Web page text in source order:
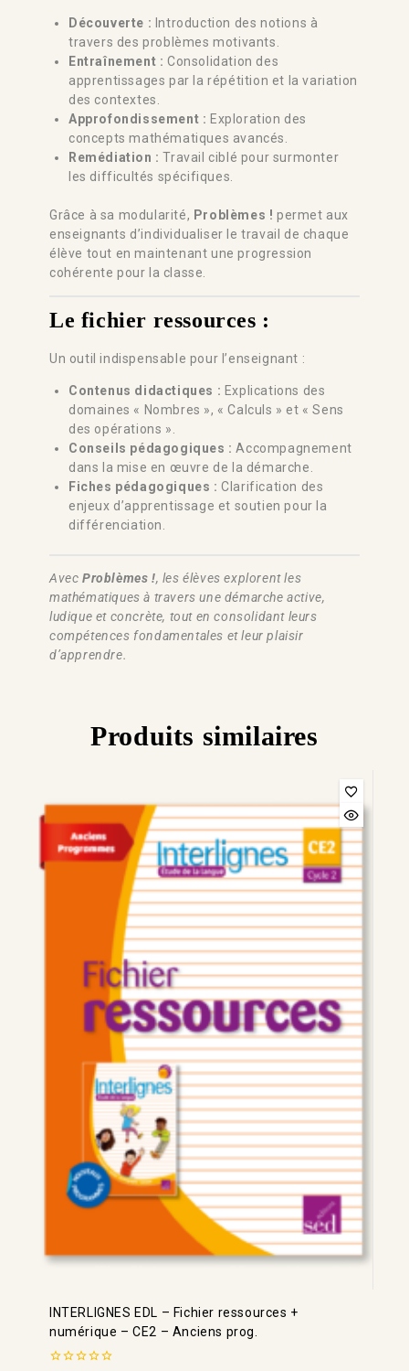
Découverte : Introduction des notions à
travers des problèmes motivants.
Entraînement : Consolidation des
apprentissages par la répétition et la variation
des contextes.
Approfondissement : Exploration des
concepts mathématiques avancés.
Remédiation : Travail ciblé pour surmonter
les difficultés spécifiques.
Grâce à sa modularité, Problèmes ! permet aux
enseignants d’individualiser le travail de chaque
élève tout en maintenant une progression
cohérente pour la classe.
Le fichier ressources :
Un outil indispensable pour l’enseignant :
Contenus didactiques : Explications des
domaines « Nombres », « Calculs » et « Sens
des opérations ».
Conseils pédagogiques : Accompagnement
dans la mise en œuvre de la démarche.
Fiches pédagogiques : Clarification des
enjeux d’apprentissage et soutien pour la
différenciation.
Avec Problèmes !, les élèves explorent les
mathématiques à travers une démarche active,
ludique et concrète, tout en consolidant leurs
compétences fondamentales et leur plaisir
d’apprendre.
Produits similaires
INTERLIGNES EDL – Fichier ressources +
numérique – CE2 – Anciens prog.